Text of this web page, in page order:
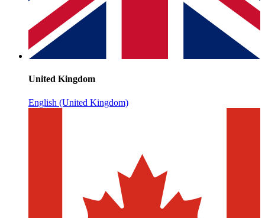
United Kingdom
English (United Kingdom)